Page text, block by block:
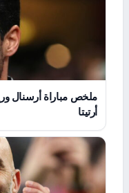
ملخص مباراة أرسنال
أرتيتا